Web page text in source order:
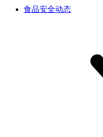
食品安全动态